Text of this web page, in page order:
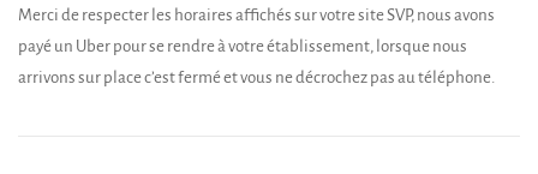
Merci de respecter les horaires affichés sur votre site SVP, nous avons
payé un Uber pour se rendre à votre établissement, lorsque nous
arrivons sur place c’est fermé et vous ne décrochez pas au téléphone.